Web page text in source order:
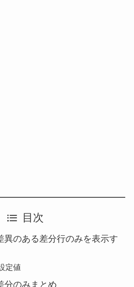
目次
異のある差分行のみを表示す
定値
分のみまとめ